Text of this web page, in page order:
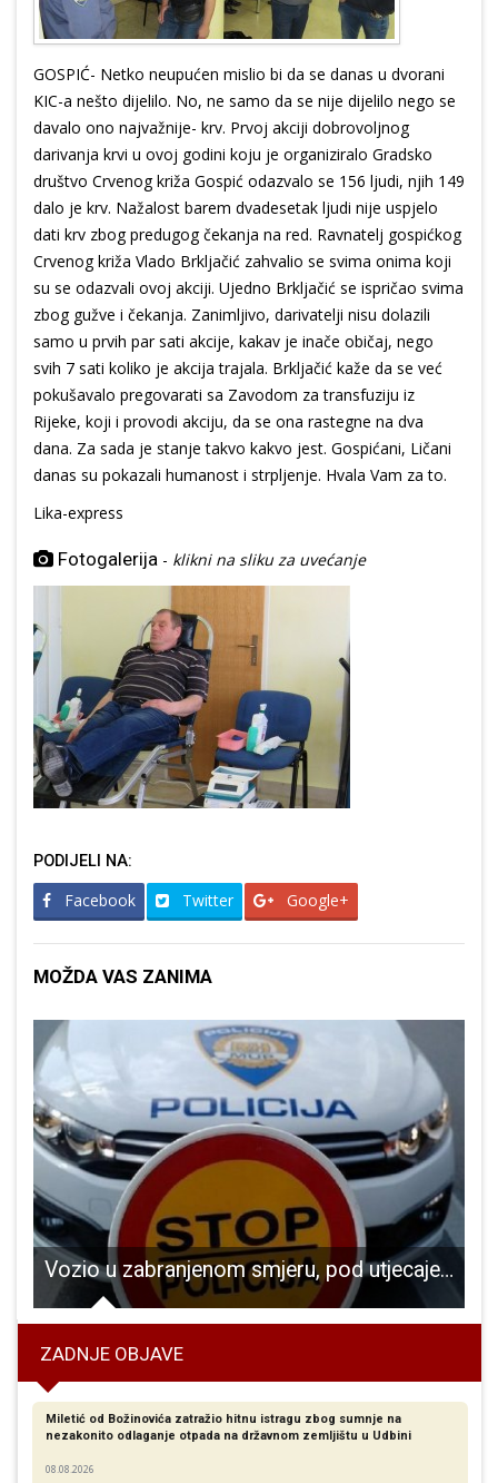
GOSPIĆ- Netko neupućen mislio bi da se danas u dvorani
KIC-a nešto dijelilo. No, ne samo da se nije dijelilo nego se
davalo ono najvažnije- krv. Prvoj akciji dobrovoljnog
darivanja krvi u ovoj godini koju je organiziralo Gradsko
društvo Crvenog križa Gospić odazvalo se 156 ljudi, njih 149
dalo je krv. Nažalost barem dvadesetak ljudi nije uspjelo
dati krv zbog predugog čekanja na red. Ravnatelj gospićkog
Crvenog križa Vlado Brkljačić zahvalio se svima onima koji
su se odazvali ovoj akciji. Ujedno Brkljačić se ispričao svima
zbog gužve i čekanja. Zanimljivo, darivatelji nisu dolazili
samo u prvih par sati akcije, kakav je inače običaj, nego
svih 7 sati koliko je akcija trajala. Brkljačić kaže da se već
pokušavalo pregovarati sa Zavodom za transfuziju iz
Rijeke, koji i provodi akciju, da se ona rastegne na dva
dana. Za sada je stanje takvo kakvo jest. Gospićani, Ličani
danas su pokazali humanost i strpljenje. Hvala Vam za to.
Lika-express
Fotogalerija - klikni na sliku za uvećanje
PODIJELI NA:
Facebook Twitter Google+
MOŽDA VAS ZANIMA
Vozio u zabranjenom smjeru, pod utjecajem alkohola i bez važeće vozačke dozvole
ZADNJE OBJAVE
Miletić od Božinovića zatražio hitnu istragu zbog sumnje na
nezakonito odlaganje otpada na državnom zemljištu u Udbini
08.08.2026